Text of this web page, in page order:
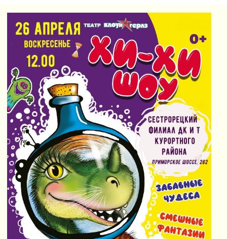
Зачем нам это?
1. Обняться с Гигантским Гусем.
2. Поучаствовать в подушечно-морковных боях.
3.Поймать на лету сосиски и банан.
4. Познакомиться с профессором Пончиком
(артистом Снежного шоу Славы Полунина!).
5. и ещё много чего, что придумал театр Клоун Герлз.
6. Оживить куколку и искупаться в мыльных пузырях.
Куда топать: Приморское шоссе 282
Когда: 26 апреля, ровно в 12:00.
Кого брать: Детей, родителей, соседей, тех, кто
«взрослый и серьезный» — ему полезно.
Сестрорецкий Филиал Дома Культуры и
Творчества Курортного района.
ХИ ХИ шоу 26 апреля в
12.00
КУПИТЬ БИЛЕТ 26
АПРЕЛЯ В 12.00